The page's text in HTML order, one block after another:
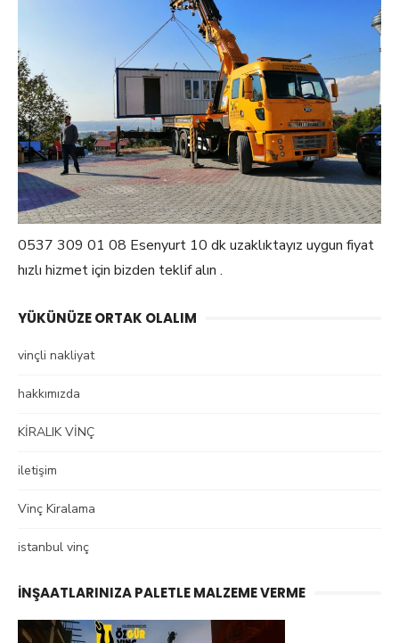
0537 309 01 08 Esenyurt 10 dk uzaklıktayız uygun fiyat
hızlı hizmet için bizden teklif alın .
YÜKÜNÜZE ORTAK OLALIM
vinçli nakliyat
hakkımızda
KİRALIK VİNÇ
iletişim
Vinç Kiralama
istanbul vinç
İNŞAATLARINIZA PALETLE MALZEME VERME